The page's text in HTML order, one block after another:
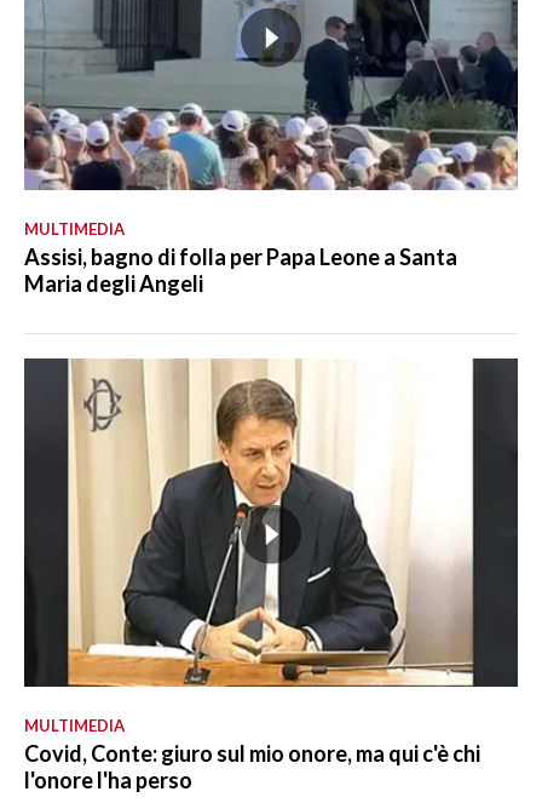
MULTIMEDIA
Assisi, bagno di folla per Papa Leone a Santa
Maria degli Angeli
MULTIMEDIA
Covid, Conte: giuro sul mio onore, ma qui c'è chi
l'onore l'ha perso